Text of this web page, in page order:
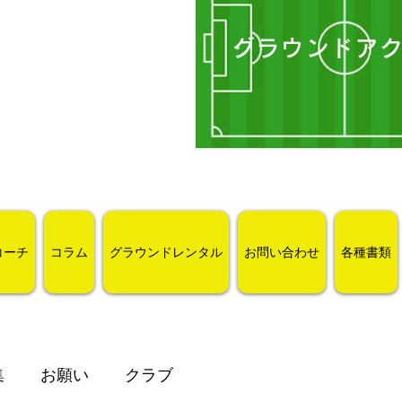
グラウンドア
ーチ コラム グラウンドレンタル お問い合わせ 各種書類
お願い クラブ